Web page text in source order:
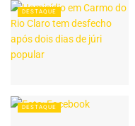
DESTAQUE
DESTAQUE